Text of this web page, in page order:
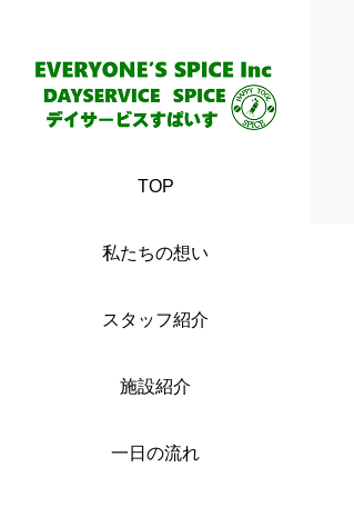
TOP
私たちの想い
スタッフ紹介
施設紹介
一日の流れ